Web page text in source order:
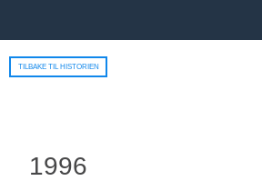
TILBAKE TIL HISTORIEN
1996